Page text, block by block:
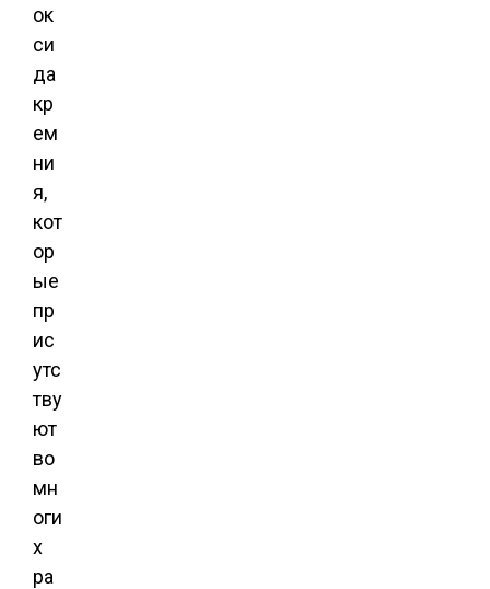
ок
си
да
кр
ем
ни
я,
кот
ор
ые
пр
ис
утс
тву
ют
во
мн
оги
х
ра